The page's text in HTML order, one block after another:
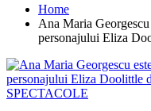
Home
Ana Maria
personajului Eliza
Posted
SPECTACOLE